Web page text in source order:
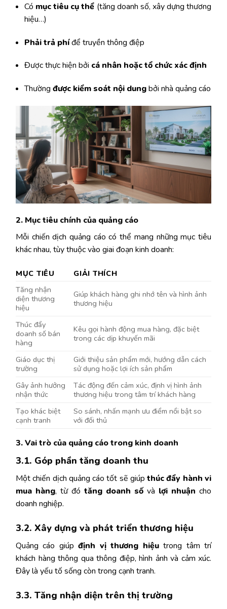
Có mục tiêu cụ thể (tăng doanh số, xây dựng thương
hiệu…)
Phải trả phíđể truyền thông điệp
Được thực hiện bởi cá nhân hoặc tổ chức xác định
Thường được kiểm soát nội dungbởi nhà quảng cáo
2. Mục tiêu chính của quảng cáo
Mỗi chiến dịch quảng cáo có thể mang những mục tiêu
khác nhau, tùy thuộc vào giai đoạn kinh doanh:
MỤC TIÊU
GIẢI THÍCH
Tăng nhận
diện thương
hiệu
Giúp khách hàng ghi nhớ tên và hình ảnh
thương hiệu
Thúc đẩy
doanh số bán
hàng
Kêu gọi hành động mua hàng, đặc biệt
trong các dịp khuyến mãi
Giáo dục thị
trường
Giới thiệu sản phẩm mới, hướng dẫn cách
sử dụng hoặc lợi ích sản phẩm
Gây ảnh hưởng
nhận thức
Tác động đến cảm xúc, định vị hình ảnh
thương hiệu trong tâm trí khách hàng
Tạo khác biệt
cạnh tranh
So sánh, nhấn mạnh ưu điểm nổi bật so
với đối thủ
3. Vai trò của quảng cáo trong kinh doanh
3.1. Góp phần tăng doanh thu
Một chiến dịch quảng cáo tốt sẽ giúpthúc đẩy hành vi
mua hàng, từ đó tăng doanh sốvà lợi nhuận cho
doanh nghiệp.
3.2. Xây dựng và phát triển thương hiệu
Quảng cáo giúpđịnh vị thương hiệutrong tâm trí
khách hàng thông qua thông điệp, hình ảnh và cảm xúc.
Đây là yếu tố sống còn trong cạnh tranh.
3.3. Tăng nhận diện trên thị trường